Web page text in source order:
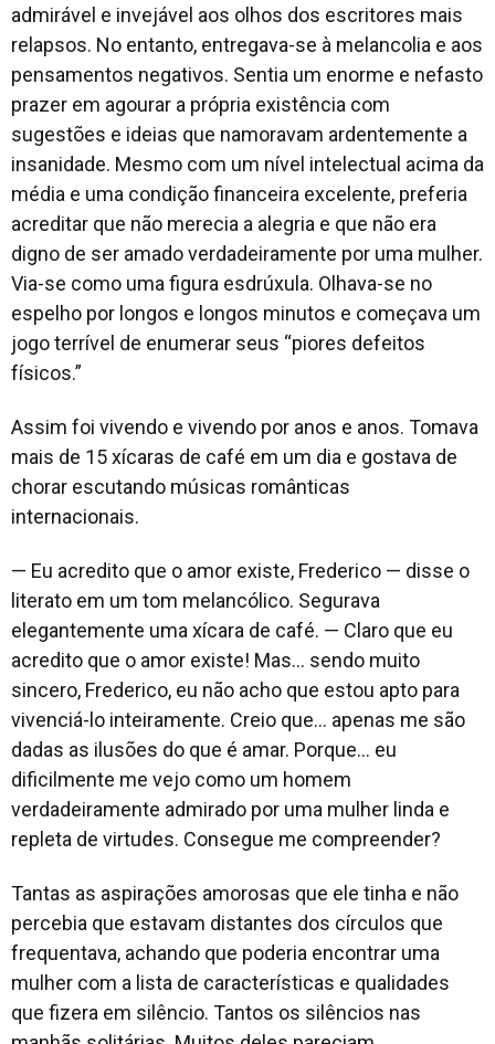
admirável e invejável aos olhos dos escritores mais
relapsos. No entanto, entregava-se à melancolia e aos
pensamentos negativos. Sentia um enorme e nefasto
prazer em agourar a própria existência com
sugestões e ideias que namoravam ardentemente a
insanidade. Mesmo com um nível intelectual acima da
média e uma condição financeira excelente, preferia
acreditar que não merecia a alegria e que não era
digno de ser amado verdadeiramente por uma mulher.
Via-se como uma figura esdrúxula. Olhava-se no
espelho por longos e longos minutos e começava um
jogo terrível de enumerar seus “piores defeitos
físicos.”
Assim foi vivendo e vivendo por anos e anos. Tomava
mais de 15 xícaras de café em um dia e gostava de
chorar escutando músicas românticas
internacionais.
— Eu acredito que o amor existe, Frederico — disse o
literato em um tom melancólico. Segurava
elegantemente uma xícara de café. — Claro que eu
acredito que o amor existe! Mas… sendo muito
sincero, Frederico, eu não acho que estou apto para
vivenciá-lo inteiramente. Creio que… apenas me são
dadas as ilusões do que é amar. Porque… eu
dificilmente me vejo como um homem
verdadeiramente admirado por uma mulher linda e
repleta de virtudes. Consegue me compreender?
Tantas as aspirações amorosas que ele tinha e não
percebia que estavam distantes dos círculos que
frequentava, achando que poderia encontrar uma
mulher com a lista de características e qualidades
que fizera em silêncio. Tantos os silêncios nas